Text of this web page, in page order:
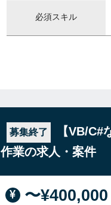
必須スキル
募集終了
【VB/
作業の求人・案件
〜¥400,000